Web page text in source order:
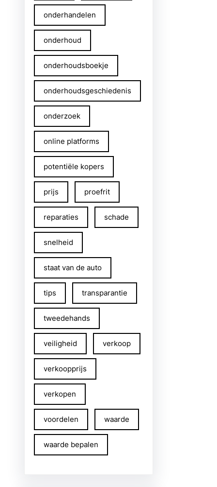
onderhandelen
onderhoud
onderhoudsboekje
onderhoudsgeschiedenis
onderzoek
online platforms
potentiële kopers
prijs proefrit
reparaties schade
snelheid
staat van de auto
tips transparantie
tweedehands
veiligheid verkoop
verkoopprijs
verkopen
voordelen waarde
waarde bepalen